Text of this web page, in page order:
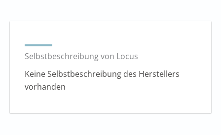
Selbstbeschreibung von Locus
Keine Selbstbeschreibung des Herstellers
vorhanden